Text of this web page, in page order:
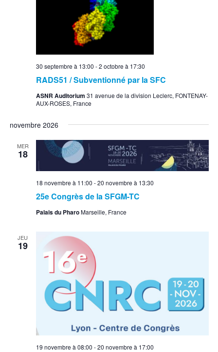
RADS51 / Subventionné par la SFC
30 septembre à 13:00 -2 octobre à 17:30
ASNR Auditorium 31 avenue de la division Leclerc, FONTENAY-
AUX-ROSES, France
novembre 2026
MER
18
25e Congrès de la SFGM-TC
18 novembre à 11:00 -20 novembre à 13:30
Palais du PharoMarseille, France
JEU
19
19 novembre à 08:00 -20 novembre à 17:00